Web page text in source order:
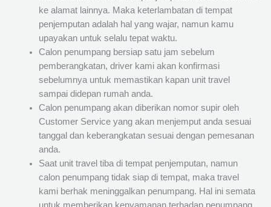
ke alamat lainnya. Maka keterlambatan di tempat
penjemputan adalah hal yang wajar, namun kamu
upayakan untuk selalu tepat waktu.
Calon penumpang bersiap satu jam sebelum
pemberangkatan, driver kami akan konfirmasi
sebelumnya untuk memastikan kapan unit travel
sampai didepan rumah anda.
Calon penumpang akan diberikan nomor supir oleh
Customer Service yang akan menjemput anda sesuai
tanggal dan keberangkatan sesuai dengan pemesanan
anda.
Saat unit travel tiba di tempat penjemputan, namun
calon penumpang tidak siap di tempat, maka travel
kami berhak meninggalkan penumpang. Hal ini semata